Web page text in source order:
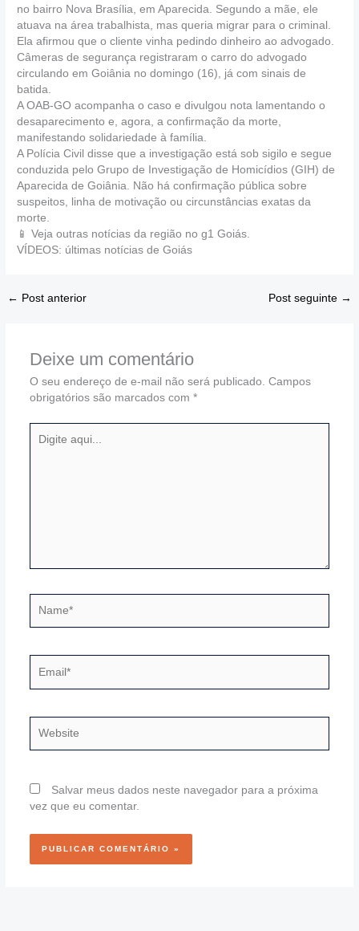
no bairro Nova Brasília, em Aparecida. Segundo a mãe, ele
atuava na área trabalhista, mas queria migrar para o criminal.
Ela afirmou que o cliente vinha pedindo dinheiro ao advogado.
Câmeras de segurança registraram o carro do advogado
circulando em Goiânia no domingo (16), já com sinais de
batida.
A OAB-GO acompanha o caso e divulgou nota lamentando o
desaparecimento e, agora, a confirmação da morte,
manifestando solidariedade à família.
A Polícia Civil disse que a investigação está sob sigilo e segue
conduzida pelo Grupo de Investigação de Homicídios (GIH) de
Aparecida de Goiânia. Não há confirmação pública sobre
suspeitos, linha de motivação ou circunstâncias exatas da
morte.
📱 Veja outras notícias da região no g1 Goiás.
VÍDEOS: últimas notícias de Goiás
← Post anterior Post seguinte →
Deixe um comentário
O seu endereço de e-mail não será publicado. Campos
obrigatórios são marcados com *
aqui...
Salvar meus dados neste navegador para a próxima
vez que eu comentar.